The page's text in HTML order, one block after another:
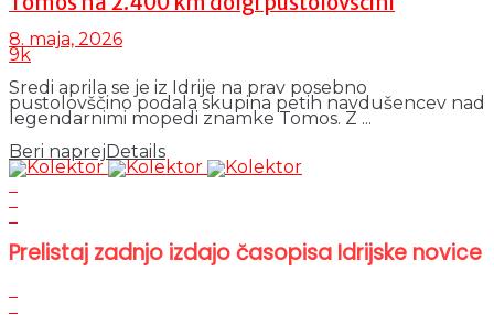
8. maja, 2026
9k
Sredi aprila se je iz Idrije na prav posebno
pustolovščino podala skupina petih navdušencev nad
legendarnimi mopedi znamke Tomos. Z ...
Beri naprej Details
Prelistaj zadnjo izdajo časopisa Idrijske novice